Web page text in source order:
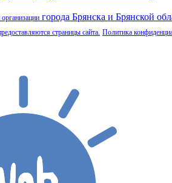
города Брянска и Брянской
страницы сайта. Политика